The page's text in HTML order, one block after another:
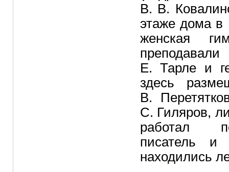
В. В.
этаже дома в
женская
Е. Тарле и
здесь
В.
С. Гиляров,
работал
писатель и
находились